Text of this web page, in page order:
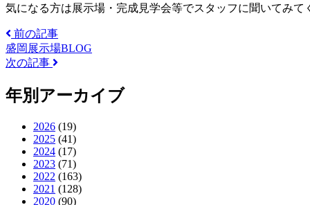
気になる方は展示場・完成見学会等でスタッフに聞いてみて
前の記事
盛岡展示場BLOG
次の記事
年別アーカイブ
2026 (19)
2025 (41)
2024 (17)
2023 (71)
2022 (163)
2021 (128)
2020 (90)